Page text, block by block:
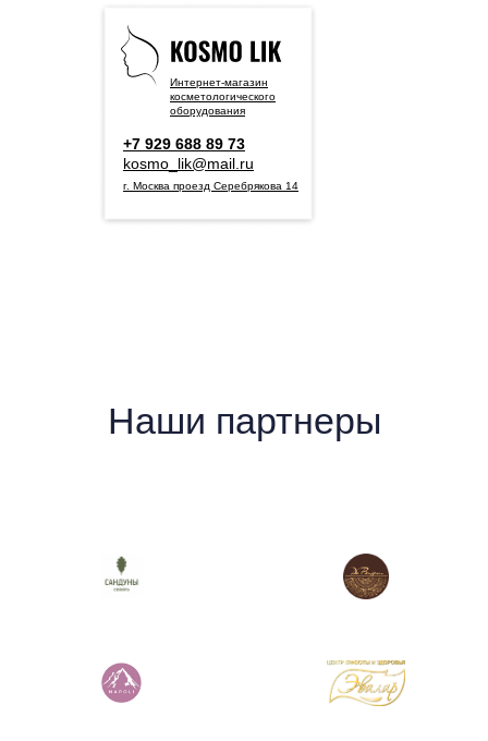
+7 929 688 89 73
kosmo_lik@mail.ru
Интернет-магазин
косметологического
оборудования
г. Москва проезд Серебрякова 14